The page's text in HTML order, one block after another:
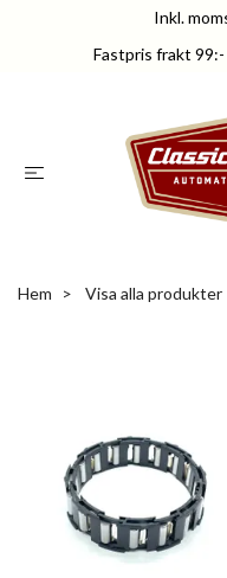
Inkl.
Fastpris frakt
Hem Visa alla produkter